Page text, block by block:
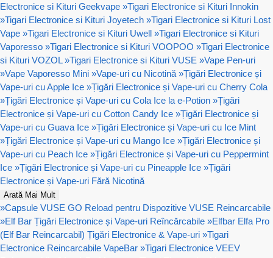
Electronice si Kituri Geekvape »Tigari Electronice si Kituri Innokin
»Tigari Electronice si Kituri Joyetech »Tigari Electronice si Kituri Lost
Vape »Tigari Electronice si Kituri Uwell »Tigari Electronice si Kituri
Vaporesso »Tigari Electronice si Kituri VOOPOO »Tigari Electronice
si Kituri VOZOL »Tigari Electronice si Kituri VUSE »Vape Pen-uri
»Vape Vaporesso Mini »Vape-uri cu Nicotină »Țigări Electronice și
Vape-uri cu Apple Ice »Țigări Electronice și Vape-uri cu Cherry Cola
»Țigări Electronice și Vape-uri cu Cola Ice la e-Potion »Țigări
Electronice și Vape-uri cu Cotton Candy Ice »Țigări Electronice și
Vape-uri cu Guava Ice »Țigări Electronice și Vape-uri cu Ice Mint
»Țigări Electronice și Vape-uri cu Mango Ice »Țigări Electronice și
Vape-uri cu Peach Ice »Țigări Electronice și Vape-uri cu Peppermint
Ice »Țigări Electronice și Vape-uri cu Pineapple Ice »Țigări
Electronice și Vape-uri Fără Nicotină
Arată Mai Mult
»Capsule VUSE GO Reload pentru Dispozitive VUSE Reincarcabile
»Elf Bar Țigări Electronice și Vape-uri Reîncărcabile »Elfbar Elfa Pro
(Elf Bar Reincarcabil) Țigări Electronice & Vape-uri »Tigari
Electronice Reincarcabile VapeBar »Tigari Electronice VEEV